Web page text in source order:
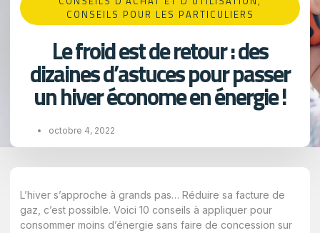
CONSEILS POUR LES PARTICULIERS
Le froid est de retour : des
dizaines d’astuces pour passer
un hiver économe en énergie !
octobre 4, 2022
L’hiver s’approche à grands pas… Réduire sa facture de
gaz, c’est possible. Voici 10 conseils à appliquer pour
consommer moins d’énergie sans faire de concession sur